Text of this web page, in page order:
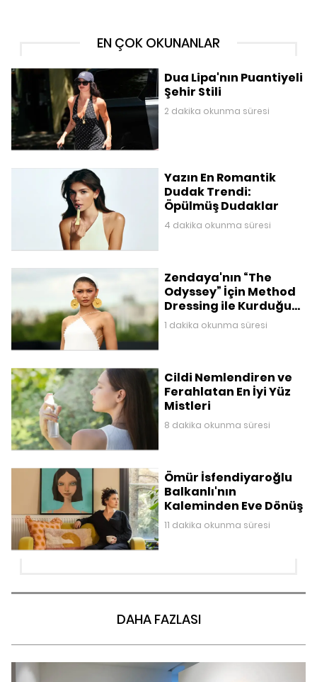
EN ÇOK OKUNANLAR
Dua Lipa'nın Puantiyeli
Şehir Stili
2 dakika okunma süresi
Yazın En Romantik
Dudak Trendi:
Öpülmüş Dudaklar
4 dakika okunma süresi
Zendaya'nın “The
Odyssey” İçin Method
Dressing ile Kurduğu
Mitolojik Gardırop
1 dakika okunma süresi
Cildi Nemlendiren ve
Ferahlatan En İyi Yüz
Mistleri
8 dakika okunma süresi
Ömür İsfendiyaroğlu
Balkanlı'nın
Kaleminden Eve Dönüş
11 dakika okunma süresi
DAHA FAZLASI